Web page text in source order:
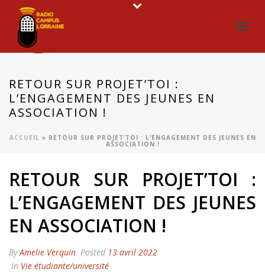
RETOUR SUR PROJET’TOI :
L’ENGAGEMENT DES JEUNES EN
ASSOCIATION !
ACCUEIL » RETOUR SUR PROJET’TOI : L’ENGAGEMENT DES JEUNES EN
ASSOCIATION !
RETOUR SUR PROJET’TOI :
L’ENGAGEMENT DES JEUNES
EN ASSOCIATION !
ByAmelie Verquin Posted 13 avril 2022
In Vie étudiante/université